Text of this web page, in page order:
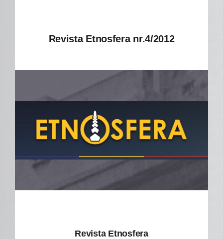
Revista Etnosfera nr.4/2012
Revista Etnosfera